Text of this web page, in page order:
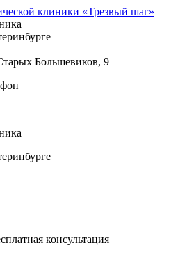
Большевиков, 9
консультация